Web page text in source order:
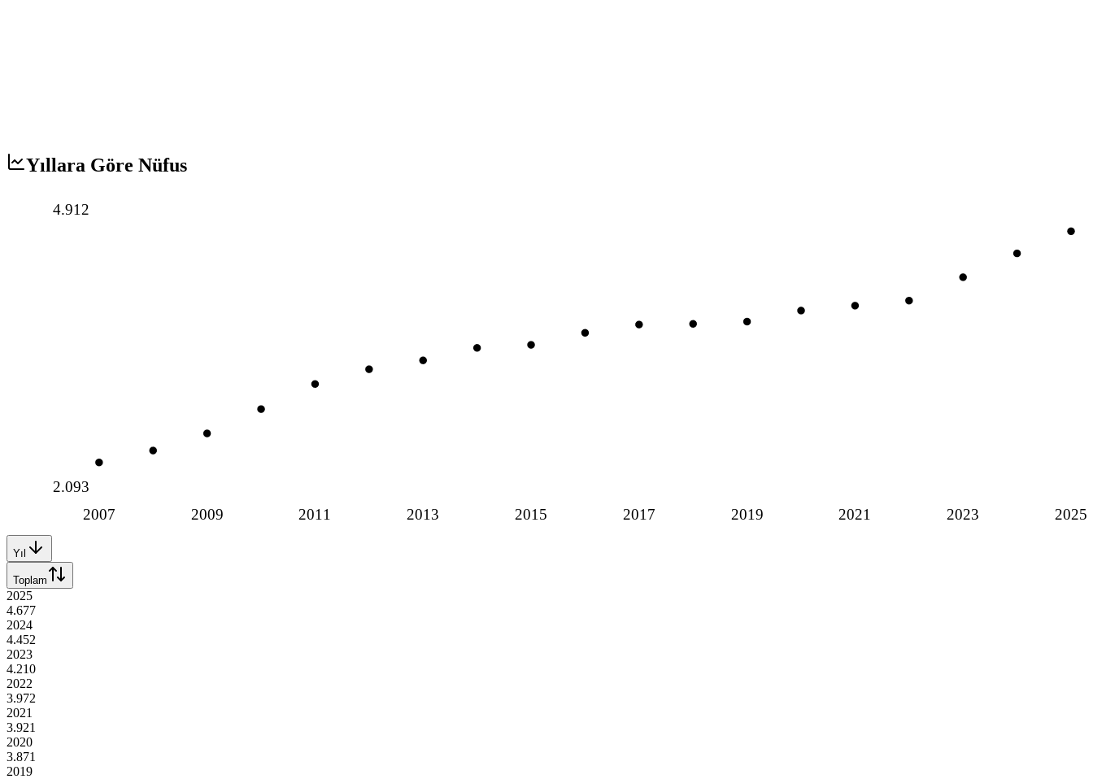
Yıllara Göre Nüfus
2007 2009 2011 2013 2015 2017 2019 2021 2023 2025
4.912
2.093
Yıl
Toplam
2025
4.677
2024
4.452
2023
4.210
2022
3.972
2021
3.921
2020
3.871
2019